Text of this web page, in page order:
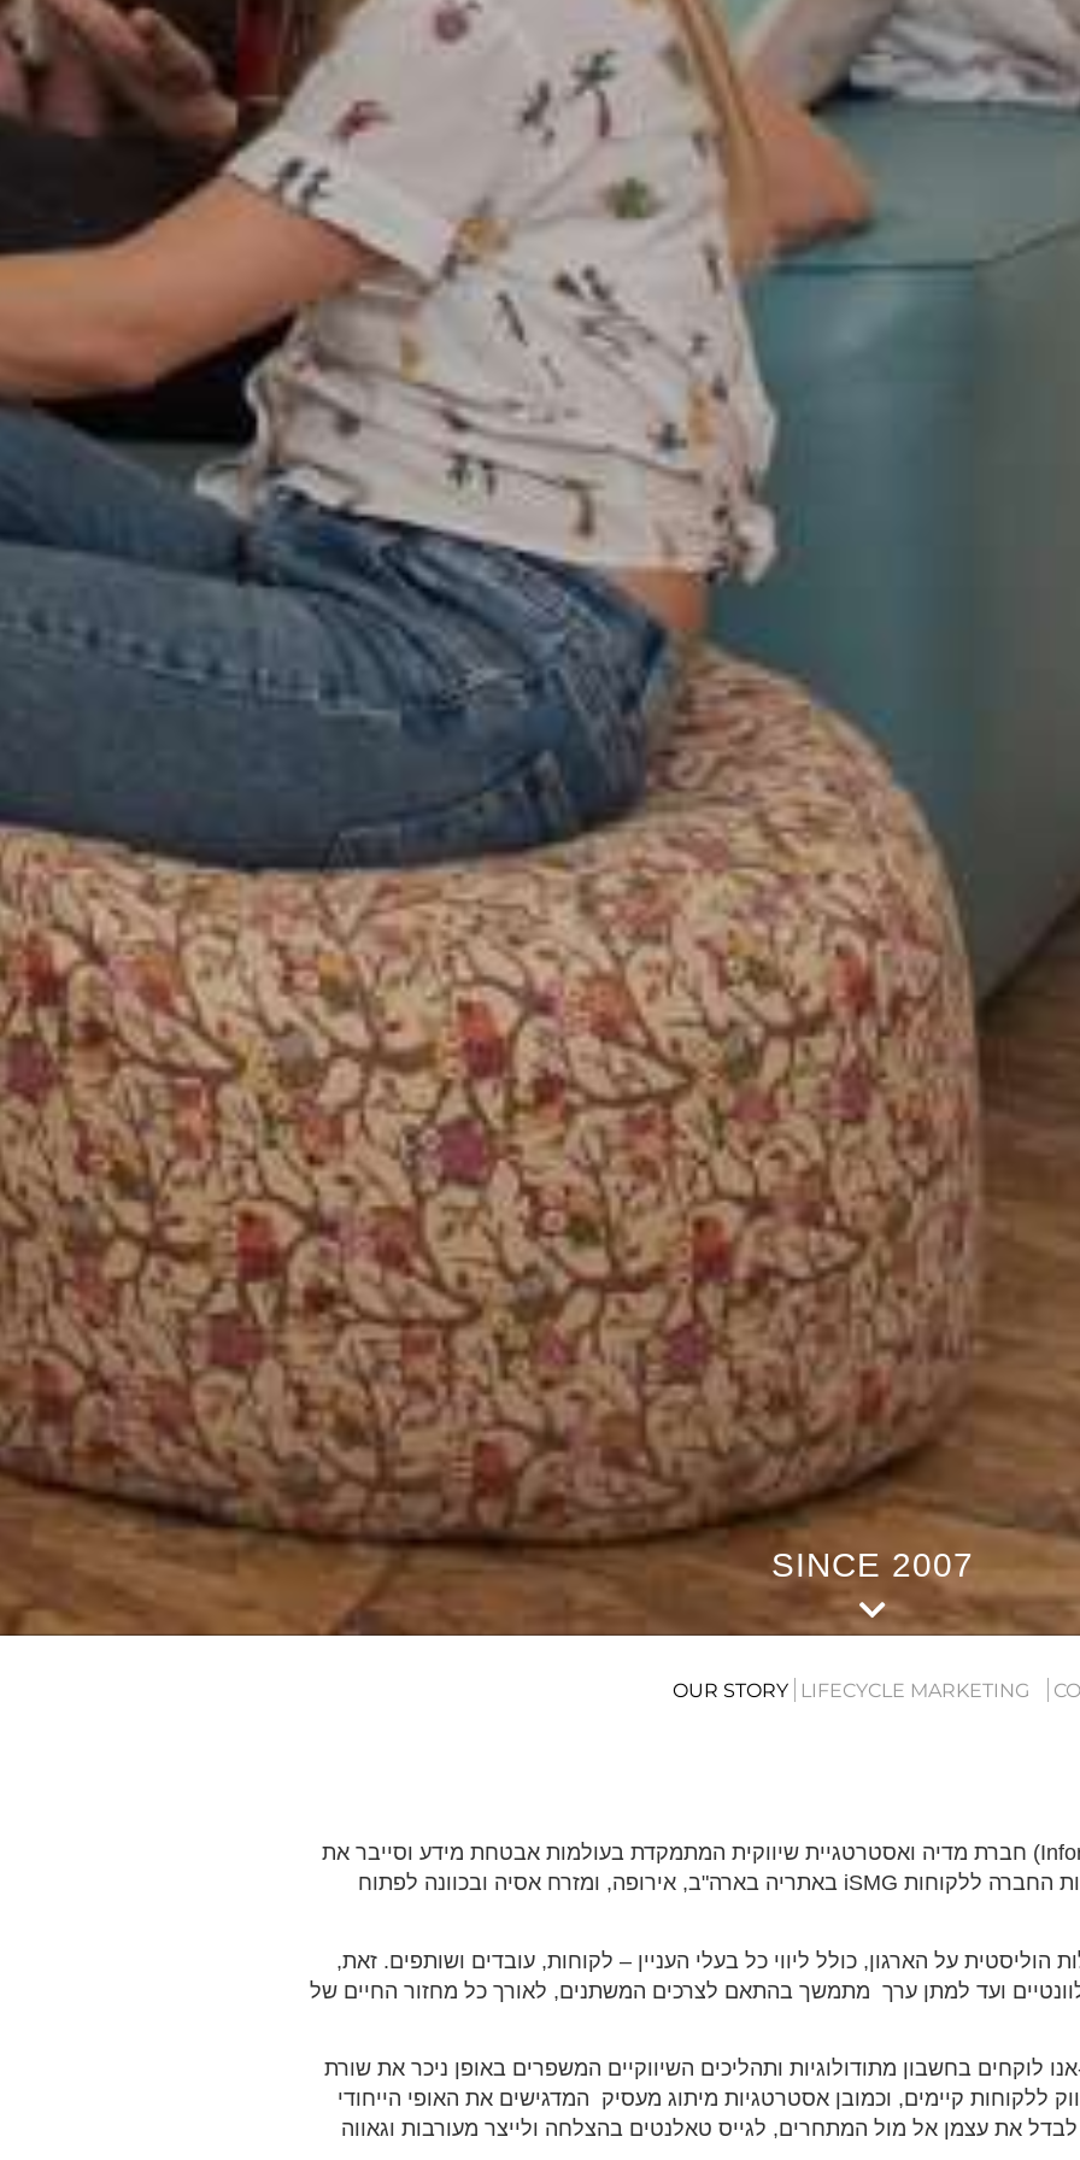
SINCE 2007
OUR STORY LIFECYCLE MARKETING
חברת מדיה ואסטרטגיית שיווקית המתמקדת בעולמות אבטחת מידע וסייבר את
החברה ללקוחות iSMG באתריה בארה"ב, אירופה, ומזרח אסיה ובכוונה לפתוח
הוליסטית על הארגון, כולל ליווי כל בעלי העניין – לקוחות, עובדים ושותפים. זאת,
ועד למתן ערך מתמשך בהתאם לצרכים המשתנים, לאורך כל מחזור החיים של
אנו לוקחים בחשבון מתודולוגיות ותהליכים השיווקיים המשפרים באופן ניכר את שורת
ללקוחות קיימים, וכמובן אסטרטגיות מיתוג מעסיק המדגישים את האופי הייחודי
את עצמן אל מול המתחרים, לגייס טאלנטים בהצלחה ולייצר מעורבות וגאווה